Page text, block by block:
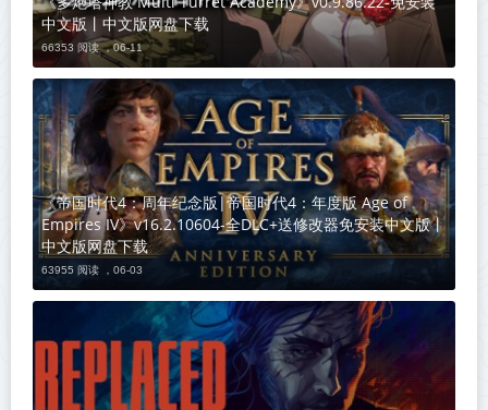
中文版丨中文版网盘下载
66353 阅读 ，06-11
《帝国时代4：周年纪念版|帝国时代4：年度版 Age of
Empires IV》v16.2.10604-全DLC+送修改器免安装中文版丨
中文版网盘下载
63955 阅读 ， 06-03